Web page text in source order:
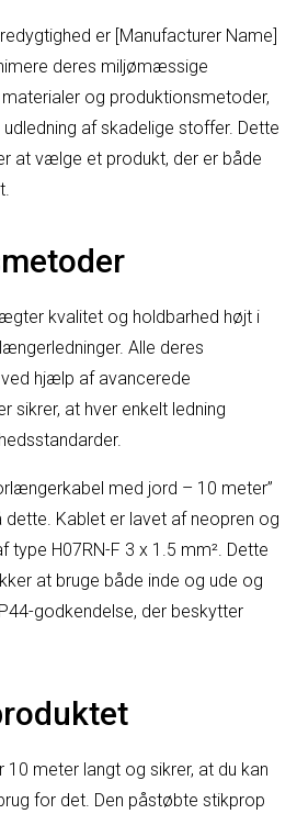
er [Manufacturer Name]
deres miljømæssige
og produktionsmetoder,
af skadelige stoffer. Dette
at vælge et produkt, der er både
kvalitet og holdbarhed højt i
Alle deres
hjælp af avancerede
sikrer, at hver enkelt ledning
med jord – 10 meter”
Kablet er lavet af neopren og
type H07RN-F 3 x 1.5 mm². Dette
at bruge både inde og ude og
godkendelse, der beskytter
meter langt og sikrer, at du kan
for det. Den påstøbte stikprop